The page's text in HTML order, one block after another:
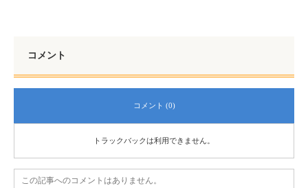
コメント
コメント (0)
トラックバックは利用できません。
この記事へのコメントはありません。